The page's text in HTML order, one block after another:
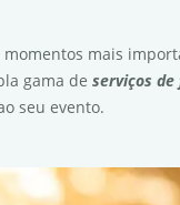
mais
gama de serviços
seu evento.